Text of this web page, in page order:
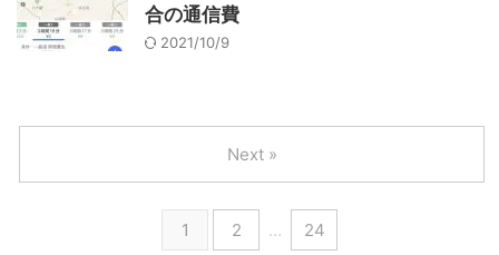
合の通信費
2021/10/9
1 2 … 24
Next »